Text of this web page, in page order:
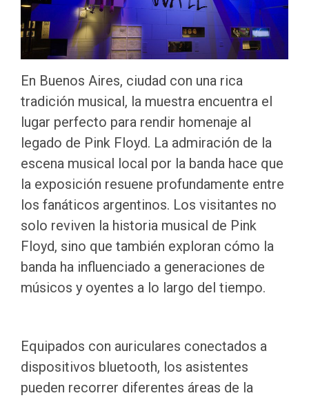
En Buenos Aires, ciudad con una rica
tradición musical, la muestra encuentra el
lugar perfecto para rendir homenaje al
legado de Pink Floyd. La admiración de la
escena musical local por la banda hace que
la exposición resuene profundamente entre
los fanáticos argentinos. Los visitantes no
solo reviven la historia musical de Pink
Floyd, sino que también exploran cómo la
banda ha influenciado a generaciones de
músicos y oyentes a lo largo del tiempo.
Equipados con auriculares conectados a
dispositivos bluetooth, los asistentes
pueden recorrer diferentes áreas de la